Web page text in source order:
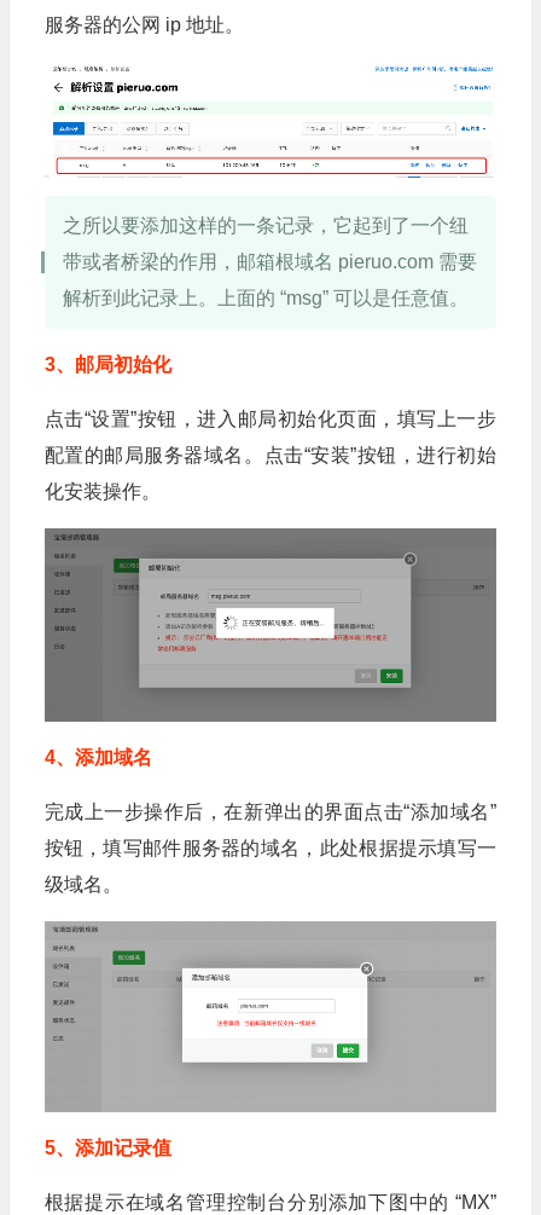
服务器的公网 ip 地址。
之所以要添加这样的一条记录，它起到了一个纽
带或者桥梁的作用，邮箱根域名 pieruo.com 需要
解析到此记录上。上面的 “msg” 可以是任意值。
3、邮局初始化
点击“设置”按钮，进入邮局初始化页面，填写上一步
配置的邮局服务器域名。点击“安装”按钮，进行初始
化安装操作。
4、添加域名
完成上一步操作后，在新弹出的界面点击“添加域名”
按钮，填写邮件服务器的域名，此处根据提示填写一
级域名。
5、添加记录值
根据提示在域名管理控制台分别添加下图中的 “MX”